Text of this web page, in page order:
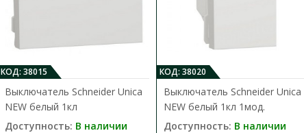
Выключатель Schneider Asfora бронза 2-кл
Отправка до 5 рабочих дней
Электрический выключатель Schneider Electric Asfora EPH0300169
цвета бронза - это механизм с суппорт..
243.36 грн
КОД: 38015
Выключатель Schneider Unica
NEW белый 1кл
Доступность: В наличии
КОД: 38020
Выключатель Schneider Unica
NEW белый 1кл 1мод.
Доступность: В наличии